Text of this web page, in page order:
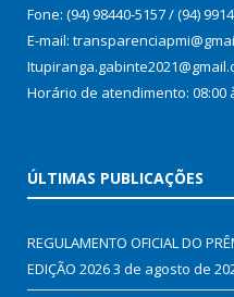
Fone: (94) 98440-5157 / (94)
E-mail:
Horário de atendimento: 08:00
ÚLTIMAS PUBLICAÇÕES
REGULAMENTO OFICIAL DO
EDIÇÃO 20263 de agosto de